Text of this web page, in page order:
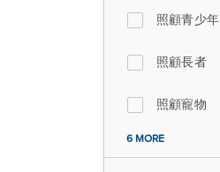
照顧青少年
照顧長者
照顧寵物
6 MORE